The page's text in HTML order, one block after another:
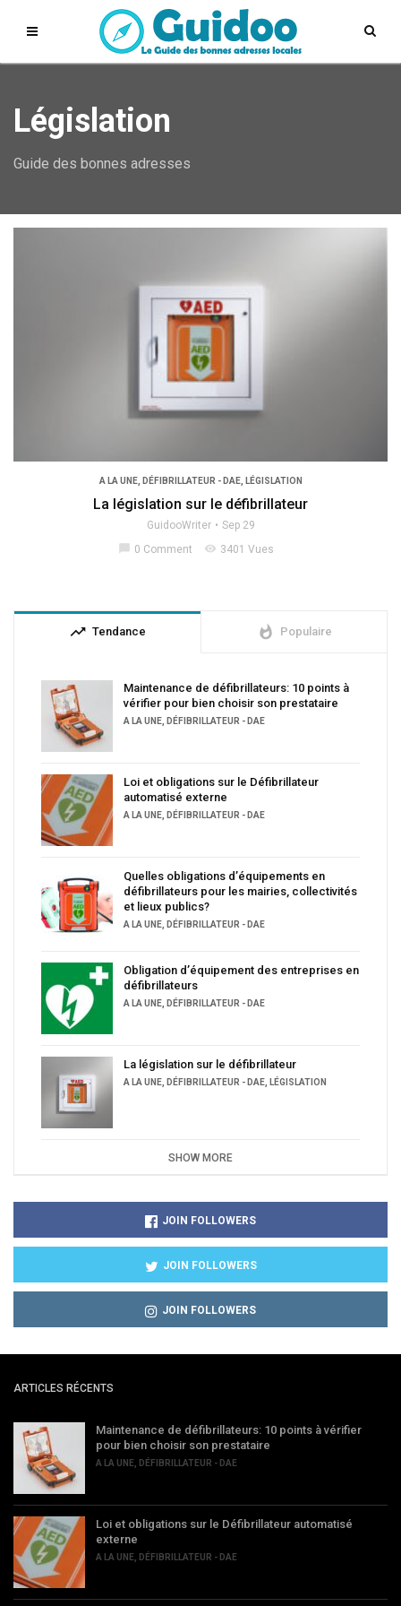
Législation
Guide des bonnes adresses
A LA UNE, DÉFIBRILLATEUR - DAE, LÉGISLATION
La législation sur le défibrillateur
GuidooWriter
Sep 29
chat_bubble 0 Comment visibility 3401 Vues
trending_up Tendance whatshot Populaire
Maintenance de défibrillateurs: 10 points à
vérifier pour bien choisir son prestataire
A LA UNE, DÉFIBRILLATEUR - DAE
Loi et obligations sur le Défibrillateur
automatisé externe
A LA UNE, DÉFIBRILLATEUR - DAE
Quelles obligations d’équipements en
défibrillateurs pour les mairies, collectivités
et lieux publics?
A LA UNE, DÉFIBRILLATEUR - DAE
Obligation d’équipement des entreprises en
défibrillateurs
A LA UNE, DÉFIBRILLATEUR - DAE
La législation sur le défibrillateur
A LA UNE, DÉFIBRILLATEUR - DAE, LÉGISLATION
SHOW MORE
JOIN FOLLOWERS
JOIN FOLLOWERS
JOIN FOLLOWERS
ARTICLES RÉCENTS
Maintenance de défibrillateurs: 10 points à vérifier
pour bien choisir son prestataire
A LA UNE, DÉFIBRILLATEUR - DAE
Loi et obligations sur le Défibrillateur automatisé
externe
A LA UNE, DÉFIBRILLATEUR - DAE